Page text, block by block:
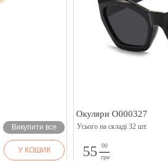
Викупити все
У КОШИК
Окуляри O000327
Усього на складі 32 шт.
55
00
грн